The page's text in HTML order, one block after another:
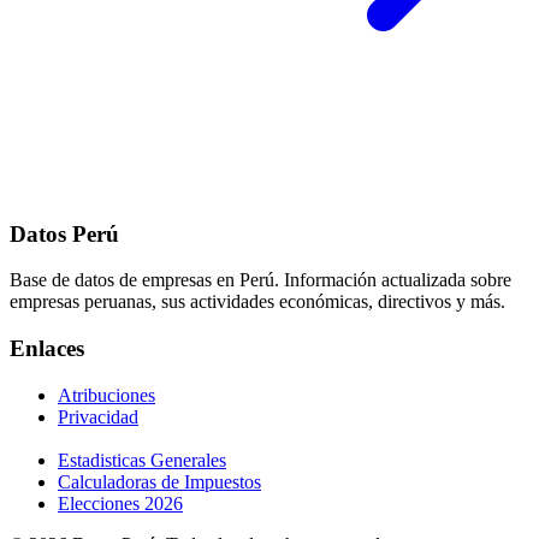
Datos Perú
Base de datos de empresas en Perú. Información actualizada sobre
empresas peruanas, sus actividades económicas, directivos y más.
Enlaces
Atribuciones
Privacidad
Estadisticas Generales
Calculadoras de Impuestos
Elecciones 2026